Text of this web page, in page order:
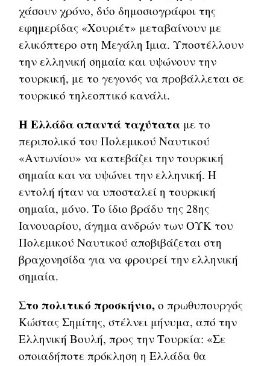
χάσουν χρόνο, δύο δημοσιογράφοι της
εφημερίδας «Χουριέτ» μεταβαίνουν με
ελικόπτερο στη Μεγάλη Ίμια. Υποστέλλουν
την ελληνική σημαία και υψώνουν την
τουρκική, με το γεγονός να προβάλλεται σε
τουρκικό τηλεοπτικό κανάλι.
Η Ελλάδα απαντά ταχύτατα με το
περιπολικό του Πολεμικού Ναυτικού
«Αντωνίου» να κατεβάζει την τουρκική
σημαία και να υψώνει την ελληνική. Η
εντολή ήταν να υποσταλεί η τουρκική
σημαία, μόνο. Το ίδιο βράδυ της 28ης
Ιανουαρίου, άγημα ανδρών των ΟΥΚ του
Πολεμικού Ναυτικού αποβιβάζεται στη
βραχονησίδα για να φρουρεί την ελληνική
σημαία.
Στο πολιτικό προσκήνιο, ο πρωθυπουργός
Κώστας Σημίτης, στέλνει μήνυμα, από την
Ελληνική Βουλή, προς την Τουρκία: «Σε
οποιαδήποτε πρόκληση η Ελλάδα θα